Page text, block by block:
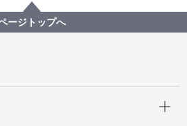
みどり環境局
ージトップへ